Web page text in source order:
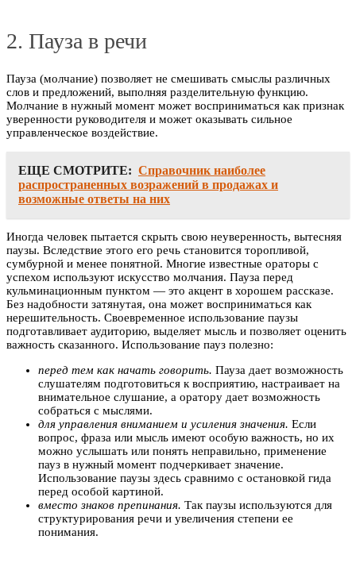
2. Пауза в речи
Пауза (молчание) позволяет не смешивать смыслы различных
слов и предложений, выполняя разделительную функцию.
Молчание в нужный момент может восприниматься как признак
уверенности руководителя и может оказывать сильное
управленческое воздействие.
ЕЩЕ СМОТРИТЕ: Справочник наиболее
распространенных возражений в продажах и
возможные ответы на них
Иногда человек пытается скрыть свою неуверенность, вытесняя
паузы. Вследствие этого его речь становится торопливой,
сумбурной и менее понятной. Многие известные ораторы с
успехом используют искусство молчания. Пауза перед
кульминационным пунктом — это акцент в хорошем рассказе.
Без надобности затянутая, она может восприниматься как
нерешительность. Своевременное использование паузы
подготавливает аудиторию, выделяет мысль и позволяет оценить
важность сказанного. Использование пауз полезно:
перед тем как начать говорить. Пауза дает возможность
слушателям подготовиться к восприятию, настраивает на
внимательное слушание, а оратору дает возможность
собраться с мыслями.
для управления вниманием и усиления значения. Если
вопрос, фраза или мысль имеют особую важность, но их
можно услышать или понять неправильно, применение
пауз в нужный момент подчеркивает значение.
Использование паузы здесь сравнимо с остановкой гида
перед особой картиной.
вместо знаков препинания. Так паузы используются для
структурирования речи и увеличения степени ее
понимания.